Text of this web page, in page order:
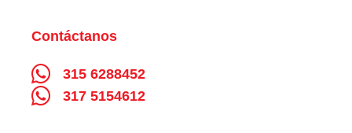
Contáctanos
315 6288452
317 5154612